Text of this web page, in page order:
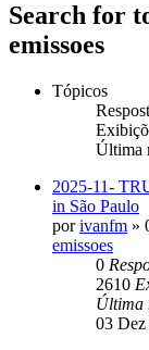
Search for
emissoes
Tópicos
Última
2025-11-
in São Paulo
porivanfm »
emissoes
0
2610
Última
03